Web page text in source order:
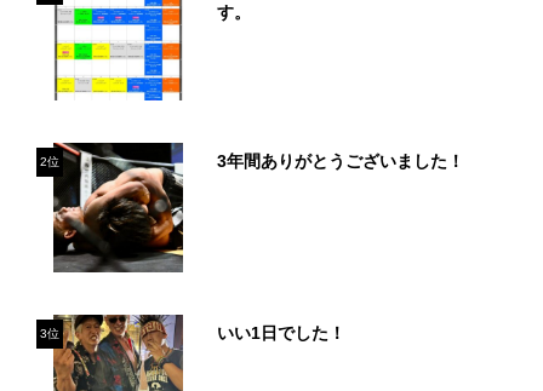
す。
2位 3年間ありがとうございました！
3位 いい1日でした！